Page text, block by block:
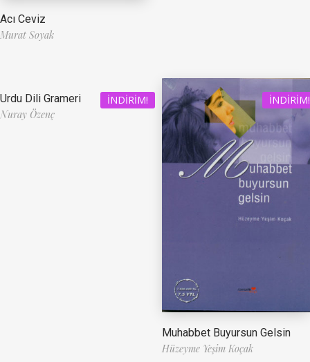
Acı Ceviz
Murat Soyak
İNDIRIM!
Urdu Dili Grameri
Nuray Özenç
İNDIRIM!
Muhabbet Buyursun Gelsin
Hüzeyme Yeşim Koçak